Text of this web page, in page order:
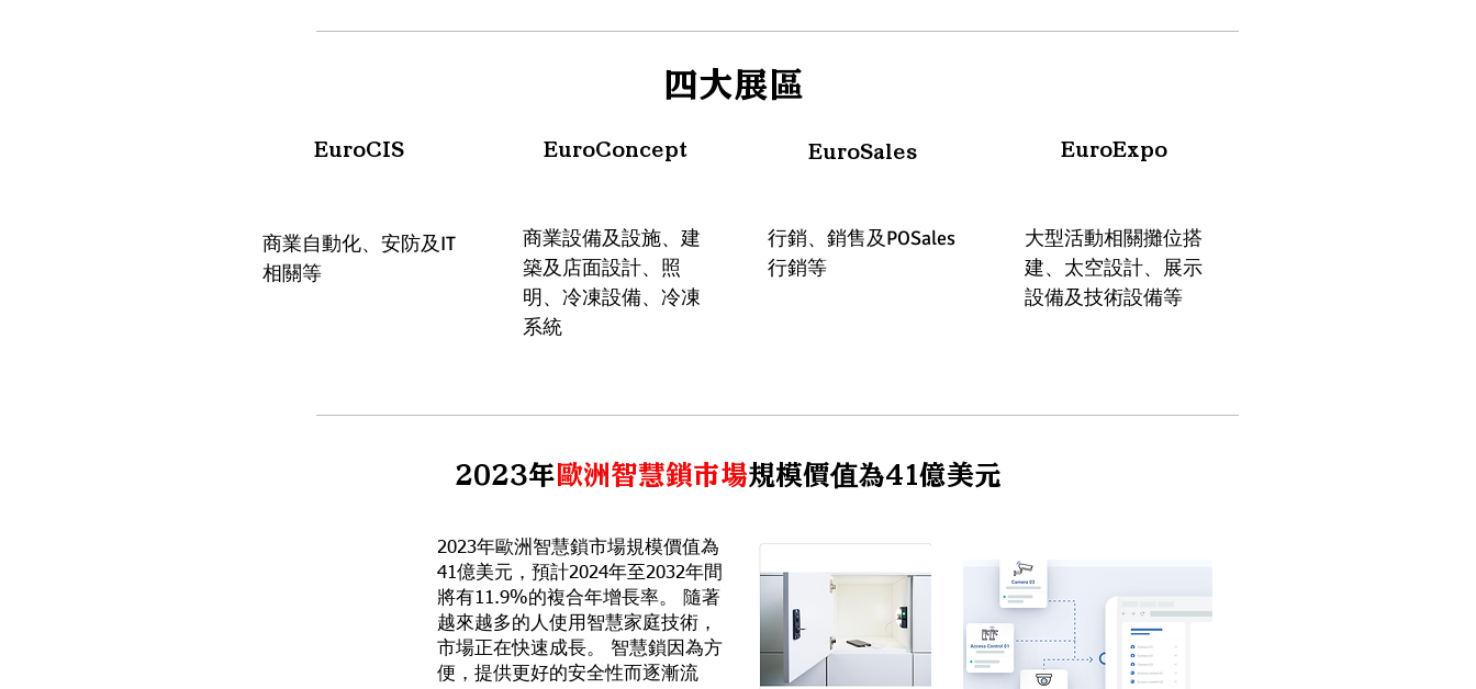
​四大展區
EuroCIS
商業自動化、安防及IT
相關等
EuroConcept
商業設備及設施、建
築及店面設計、照
明、冷凍設備、冷凍
系統
EuroSales
​行銷、銷售及POSales
行銷等
EuroExpo
大型活動相關攤位搭
建、太空設計、展示
設備及技術設備等
2023年歐洲智慧鎖市場規模價值為
41億美元，預計2024年至2032年間
將有11.9%的複合年增長率。 隨著
越來越多的人使用智慧家庭技術，
市場正在快速成長。 智慧鎖因為方
便，提供更好的安全性而逐漸流
2023年 歐洲智慧鎖市場規模價值為41億美元